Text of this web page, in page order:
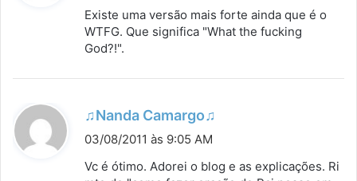
s
Existe uma versão mais forte ainda que é o
WTFG. Que significa "What the fucking
God?!".
♫Nanda Camargo♫
03/08/2011 às 9:05 AM
Vc é ótimo. Adorei o blog e as explicações. Ri